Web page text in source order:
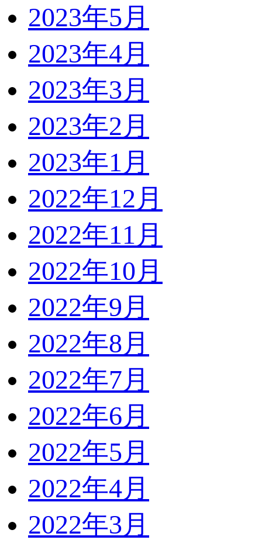
2023年5月
2023年4月
2023年3月
2023年2月
2023年1月
2022年12月
2022年11月
2022年10月
2022年9月
2022年8月
2022年7月
2022年6月
2022年5月
2022年4月
2022年3月